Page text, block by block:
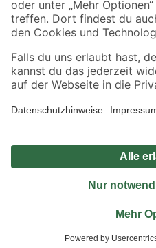
Alle Preisangaben in EUR inkl. gesetzl.
Umständen nicht in allen Märkten verfügbar.
Produkte nur solange der Vorrat reicht.
*Paketversand ab 59 € versandkostenfrei, gilt
Privatsphäre
Nutzungsbedingungen
© 2026 toom Baumarkt GmbH